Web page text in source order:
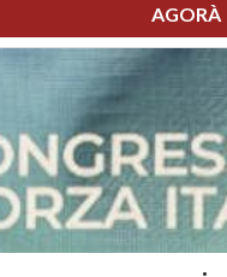
AGORÀ